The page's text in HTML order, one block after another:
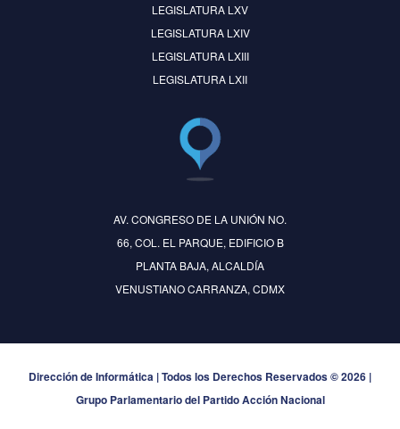
LEGISLATURA LXV
LEGISLATURA LXIV
LEGISLATURA LXIII
LEGISLATURA LXII
AV. CONGRESO DE LA UNIÓN NO.
66, COL. EL PARQUE, EDIFICIO B
PLANTA BAJA, ALCALDÍA
VENUSTIANO CARRANZA, CDMX
Dirección de Informática | Todos los Derechos Reservados © 2026 |
Grupo Parlamentario del Partido Acción Nacional